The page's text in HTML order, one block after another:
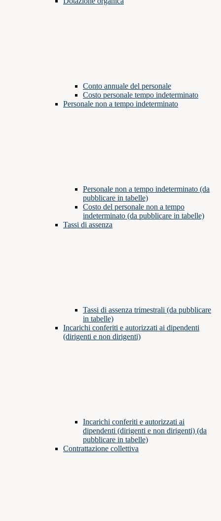
Conto annuale del personale
Costo personale tempo indeterminato
Personale non a tempo indeterminato
Personale non a tempo indeterminato (da
pubblicare in tabelle)
Costo del personale non a tempo
indeterminato (da pubblicare in tabelle)
Tassi di assenza
Tassi di assenza trimestrali (da pubblicare
in tabelle)
Incarichi conferiti e autorizzati ai dipendenti
(dirigenti e non dirigenti)
Incarichi conferiti e autorizzati ai
dipendenti (dirigenti e non dirigenti) (da
pubblicare in tabelle)
Contrattazione collettiva